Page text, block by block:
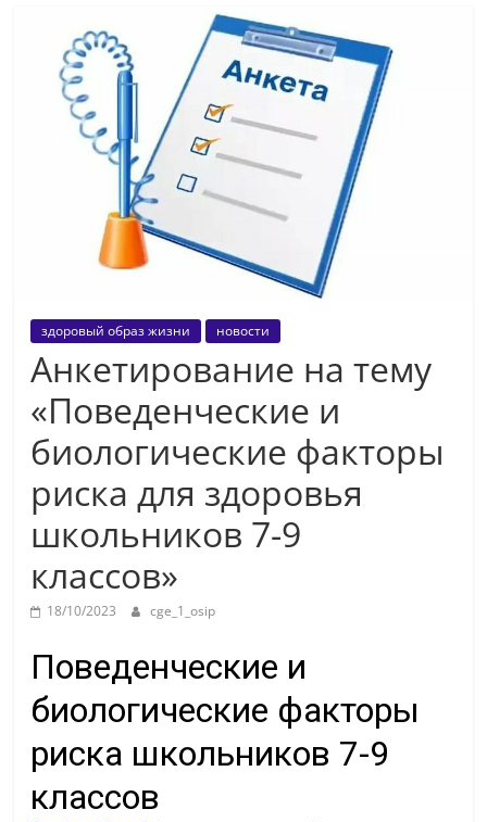
здоровый образ жизни новости
Анкетирование на тему
«Поведенческие и
биологические факторы
риска для здоровья
школьников 7-9
классов»
18/10/2023 cge_1_osip